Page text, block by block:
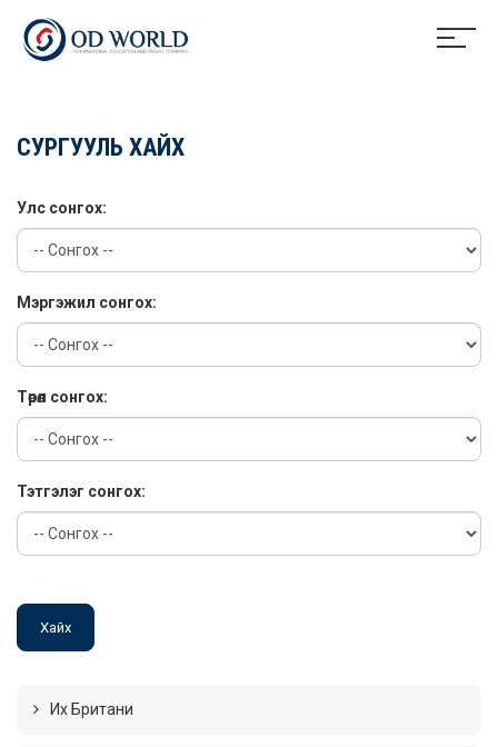
СУРГУУЛЬ ХАЙХ
Улс сонгох:
Мэргэжил сонгох:
Төрөл сонгох:
Тэтгэлэг сонгох:
Их Британи